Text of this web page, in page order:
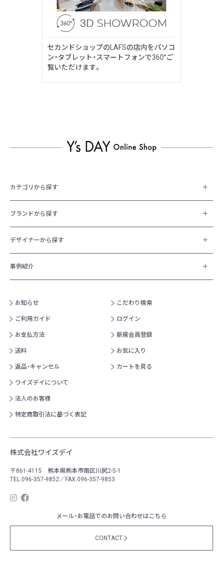
セカンドショップのLAFSの店内をパソコ
ン・タブレット・スマートフォンで360°ご
覧いただけます。
カテゴリから探す
ブランドから探す
デザイナーから探す
事例紹介
お知らせ
ご利用ガイド
お支払方法
送料
返品・キャンセル
ワイズデイについて
法人のお客様
特定商取引法に基づく表記
こだわり検索
ログイン
新規会員登録
お気に入り
カートを見る
株式会社ワイズデイ
〒861-4115 熊本県熊本市南区川尻2-5-1
TEL.096-357-9852／FAX.096-357-9853
メール・お電話でのお問い合わせはこちら
CONTACT